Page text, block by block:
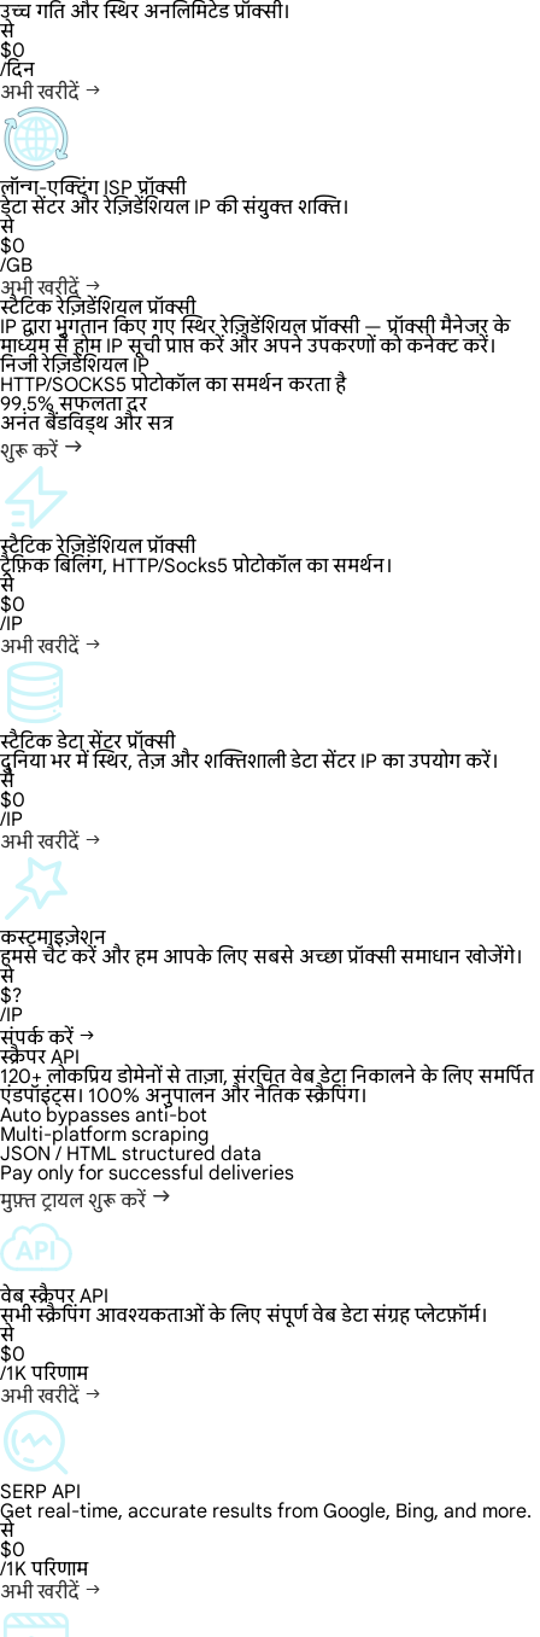
उच्च गति और स्थिर अनलिमिटेड प्रॉक्सी।
से
$0
/दिन
अभी खरीदें
लॉन्ग-एक्टिंग ISP प्रॉक्सी
डेटा सेंटर और रेज़िडेंशियल IP की संयुक्त शक्ति।
से
$0
/GB
अभी खरीदें
स्टैटिक रेज़िडेंशियल प्रॉक्सी
IP द्वारा भुगतान किए गए स्थिर रेज़िडेंशियल प्रॉक्सी — प्रॉक्सी मैनेजर के
माध्यम से होम IP सूची प्राप्त करें और अपने उपकरणों को कनेक्ट करें।
निजी रेज़िडेंशियल IP
HTTP/SOCKS5 प्रोटोकॉल का समर्थन करता है
99.5% सफलता दर
अनंत बैंडविड्थ और सत्र
शुरू करें
स्टैटिक रेज़िडेंशियल प्रॉक्सी
ट्रैफ़िक बिलिंग, HTTP/Socks5 प्रोटोकॉल का समर्थन।
से
$0
/IP
अभी खरीदें
स्टैटिक डेटा सेंटर प्रॉक्सी
दुनिया भर में स्थिर, तेज़ और शक्तिशाली डेटा सेंटर IP का उपयोग करें।
से
$0
/IP
अभी खरीदें
कस्टमाइज़ेशन
हमसे चैट करें और हम आपके लिए सबसे अच्छा प्रॉक्सी समाधान खोजेंगे।
से
$?
/IP
संपर्क करें
स्क्रैपर API
120+ लोकप्रिय डोमेनों से ताज़ा, संरचित वेब डेटा निकालने के लिए समर्पित
एंडपॉइंट्स। 100% अनुपालन और नैतिक स्क्रैपिंग।
Auto bypasses anti-bot
Multi-platform scraping
JSON / HTML structured data
Pay only for successful deliveries
मुफ़्त ट्रायल शुरू करें
वेब स्क्रैपर API
सभी स्क्रैपिंग आवश्यकताओं के लिए संपूर्ण वेब डेटा संग्रह प्लेटफ़ॉर्म।
से
$0
/1K परिणाम
अभी खरीदें
SERP API
Get real-time, accurate results from Google, Bing, and more.
से
$0
/1K परिणाम
अभी खरीदें